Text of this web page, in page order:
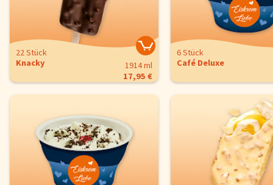
22 Stück
Knacky
1914 ml
17,95 €
6 Stück
Café Deluxe